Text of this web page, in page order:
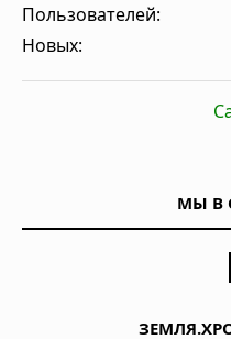
Пользователей:
Новых:
МЫ В